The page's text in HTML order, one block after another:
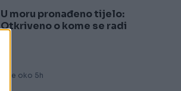
U moru pronađeno tijelo:
Otkriveno o kome se radi
Prije oko 5h